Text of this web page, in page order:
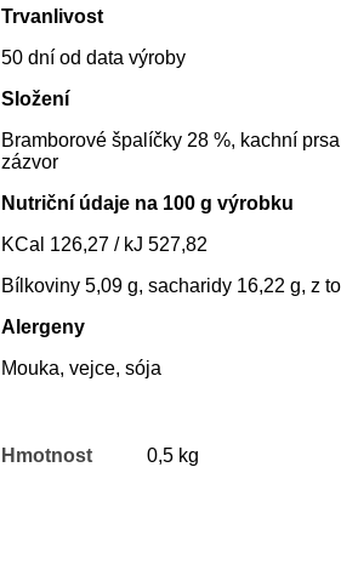
Trvanlivost
50 dní od data výroby
Složení
Bramborové špalíčky 28 %, kachní
zázvor
Nutriční údaje na 100 g výrobku
KCal 126,27 / kJ 527,82
Bílkoviny 5,09 g, sacharidy 16,22 g, z
Alergeny
Mouka, vejce, sója
Hmotnost 0,5 kg